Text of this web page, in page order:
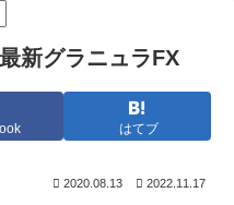
新グラニュラFX
はてブ
2020.08.13 2022.11.17